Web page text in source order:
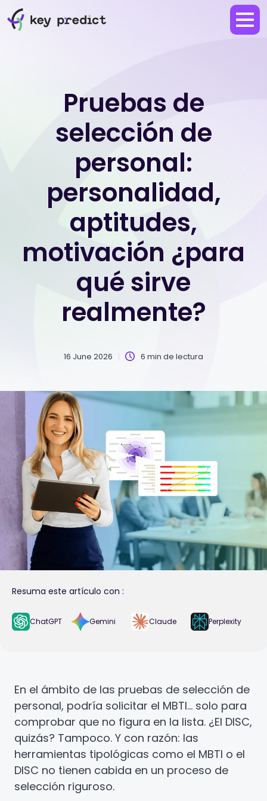
Pruebas de
selección de
personal:
personalidad,
aptitudes,
motivación ¿para
qué sirve
realmente?
16 June 2026 6 min de lectura
Resuma este artículo con :
ChatGPT Gemini Claude Perplexity
En el ámbito de las pruebas de selección de
personal, podría solicitar el MBTI… solo para
comprobar que no figura en la lista. ¿El DISC,
quizás? Tampoco. Y con razón: las
herramientas tipológicas como el MBTI o el
DISC no tienen cabida en un proceso de
selección riguroso.